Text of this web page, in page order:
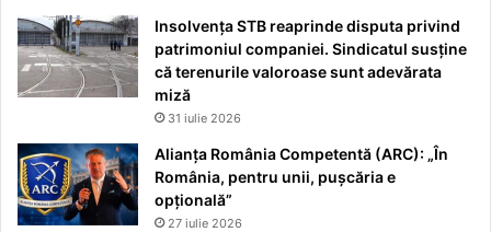
Insolvența STB reaprinde disputa privind
patrimoniul companiei. Sindicatul susține
că terenurile valoroase sunt adevărata
miză
31 iulie 2026
Alianța România Competentă (ARC): „În
România, pentru unii, pușcăria e
opțională”
27 iulie 2026